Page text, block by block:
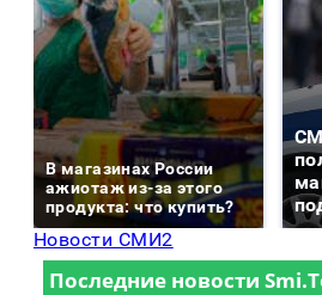
В магазинах России
ажиотаж из-за этого
продукта: что купить?
Новости СМИ2